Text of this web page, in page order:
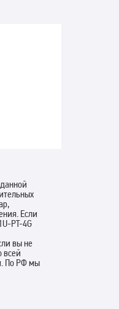
Если
PT-4G
вы не
всей
По РФ мы